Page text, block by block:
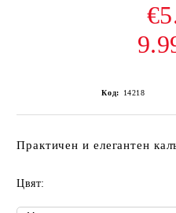
Код: 14218
Практичен и елегантен
Цвят: